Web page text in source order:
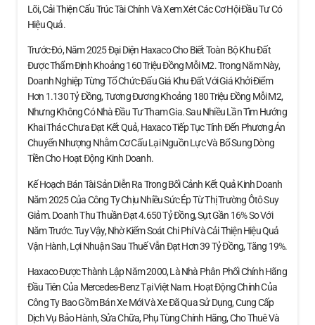
Lõi, Cải Thiện Cấu Trúc Tài Chính Và Xem Xét Các Cơ Hội Đầu Tư Có
Hiệu Quả.
Trước Đó, Năm 2025 Đại Diện Haxaco Cho Biết Toàn Bộ Khu Đất
Được Thẩm Định Khoảng 160 Triệu Đồng Mỗi M2. Trong Năm Này,
Doanh Nghiệp Từng Tổ Chức Đấu Giá Khu Đất Với Giá Khởi Điểm
Hơn 1.130 Tỷ Đồng, Tương Đương Khoảng 180 Triệu Đồng Mỗi M2,
Nhưng Không Có Nhà Đầu Tư Tham Gia. Sau Nhiều Lần Tìm Hướng
Khai Thác Chưa Đạt Kết Quả, Haxaco Tiếp Tục Tính Đến Phương Án
Chuyển Nhượng Nhằm Cơ Cấu Lại Nguồn Lực Và Bổ Sung Dòng
Tiền Cho Hoạt Động Kinh Doanh.
Kế Hoạch Bán Tài Sản Diễn Ra Trong Bối Cảnh Kết Quả Kinh Doanh
Năm 2025 Của Công Ty Chịu Nhiều Sức Ép Từ Thị Trường Ôtô Suy
Giảm. Doanh Thu Thuần Đạt 4.650 Tỷ Đồng, Sụt Gần 16% So Với
Năm Trước. Tuy Vậy, Nhờ Kiểm Soát Chi Phí Và Cải Thiện Hiệu Quả
Vận Hành, Lợi Nhuận Sau Thuế Vẫn Đạt Hơn 39 Tỷ Đồng, Tăng 19%.
Haxaco Được Thành Lập Năm 2000, Là Nhà Phân Phối Chính Hãng
Đầu Tiên Của Mercedes-Benz Tại Việt Nam. Hoạt Động Chính Của
Công Ty Bao Gồm Bán Xe Mới Và Xe Đã Qua Sử Dụng, Cung Cấp
Dịch Vụ Bảo Hành, Sửa Chữa, Phụ Tùng Chính Hãng, Cho Thuê Và